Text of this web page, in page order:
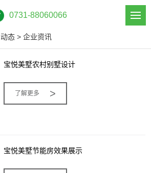
0731-88060066
动态 > 企业资讯
宝悦美墅农村别墅设计
了解更多 >
宝悦美墅节能房效果展示